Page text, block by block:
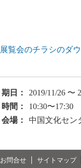
展覧会のチラシのダ
期日：
2019/11/26 〜
時間：
10:30〜17:30
会場：
中国文化セン
お問合せ サイトマップ